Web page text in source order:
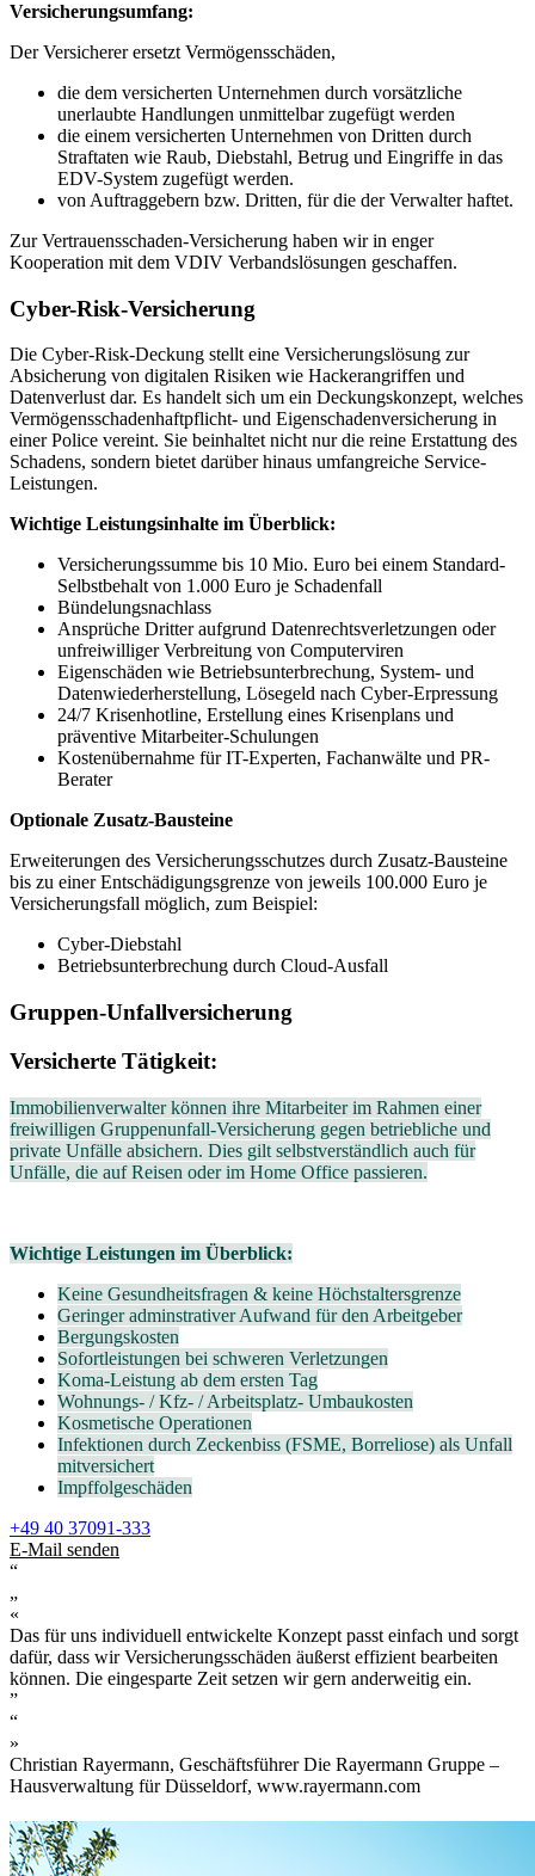
Versicherungsumfang:
Der Versicherer ersetzt Vermögensschäden,
die dem versicherten Unternehmen durch vorsätzliche
unerlaubte Handlungen unmittelbar zugefügt werden
die einem versicherten Unternehmen von Dritten durch
Straftaten wie Raub, Diebstahl, Betrug und Eingriffe in das
EDV-System zugefügt werden.
von Auftraggebern bzw. Dritten, für die der Verwalter haftet.
Zur Vertrauensschaden-Versicherung haben wir in enger
Kooperation mit dem VDIV Verbandslösungen geschaffen.
Cyber-Risk-Versicherung
Die Cyber-Risk-Deckung stellt eine Versicherungslösung zur
Absicherung von digitalen Risiken wie Hackerangriffen und
Datenverlust dar. Es handelt sich um ein Deckungskonzept, welches
Vermögensschadenhaftpflicht- und Eigenschadenversicherung in
einer Police vereint. Sie beinhaltet nicht nur die reine Erstattung des
Schadens, sondern bietet darüber hinaus umfangreiche Service-
Leistungen.
Wichtige Leistungsinhalte im Überblick:
Versicherungssumme bis 10 Mio. Euro bei einem Standard-
Selbstbehalt von 1.000 Euro je Schadenfall
Bündelungsnachlass
Ansprüche Dritter aufgrund Datenrechtsverletzungen oder
unfreiwilliger Verbreitung von Computerviren
Eigenschäden wie Betriebsunterbrechung, System- und
Datenwiederherstellung, Lösegeld nach Cyber-Erpressung
24/7 Krisenhotline, Erstellung eines Krisenplans und
präventive Mitarbeiter-Schulungen
Kostenübernahme für IT-Experten, Fachanwälte und PR-
Berater
Optionale Zusatz-Bausteine
Erweiterungen des Versicherungsschutzes durch Zusatz-Bausteine
bis zu einer Entschädigungsgrenze von jeweils 100.000 Euro je
Versicherungsfall möglich, zum Beispiel:
Cyber-Diebstahl
Betriebsunterbrechung durch Cloud-Ausfall
Gruppen-Unfallversicherung
Versicherte Tätigkeit:
Immobilienverwalter können ihre Mitarbeiter im Rahmen einer
freiwilligen Gruppenunfall-Versicherung gegen betriebliche und
private Unfälle absichern. Dies gilt selbstverständlich auch für
Unfälle, die auf Reisen oder im Home Office passieren.
Wichtige Leistungen im Überblick:
Keine Gesundheitsfragen & keine Höchstaltersgrenze
Geringer adminstrativer Aufwand für den Arbeitgeber
Bergungskosten
Sofortleistungen bei schweren Verletzungen
Koma-Leistung ab dem ersten Tag
Wohnungs- / Kfz- / Arbeitsplatz- Umbaukosten
Kosmetische Operationen
Infektionen durch Zeckenbiss (FSME, Borreliose) als Unfall
mitversichert
Impffolgeschäden
+49 40 37091-333
E-Mail senden
“
„
«
Das für uns individuell entwickelte Konzept passt einfach und sorgt
dafür, dass wir Versicherungsschäden äußerst effizient bearbeiten
können. Die eingesparte Zeit setzen wir gern anderweitig ein.
”
“
»
Christian Rayermann, Geschäftsführer Die Rayermann Gruppe –
Hausverwaltung für Düsseldorf, www.rayermann.com